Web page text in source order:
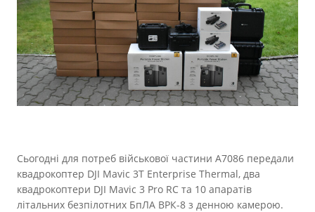
Прозорість влади
Документи
Сьогодні для потреб військової частини А7086 передали
квадрокоптер DJI Mavic 3T Enterprise Thermal, два
квадрокоптери DJI Mavic 3 Pro RC та 10 апаратів
літальних безпілотних БпЛА ВРК-8 з денною камерою.